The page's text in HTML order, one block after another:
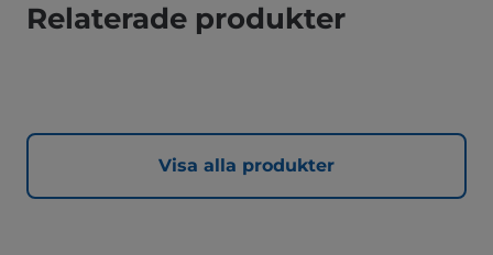
Relaterade produkter
Visa alla produkter